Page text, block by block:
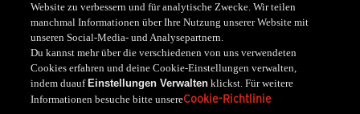
Website zu verbessern und für analytische Zwecke. Wir teilen
manchmal Informationen über Ihre Nutzung unserer Website mit
unseren Social-Media- und Analysepartnern.
Du kannst mehr über die verschiedenen von uns verwendeten
Cookies erfahren und deine Cookie-Einstellungen verwalten,
indem duauf Einstellungen Verwalten klickst. Für weitere
Informationen besuche bitte unsereCookie-Richtlinie